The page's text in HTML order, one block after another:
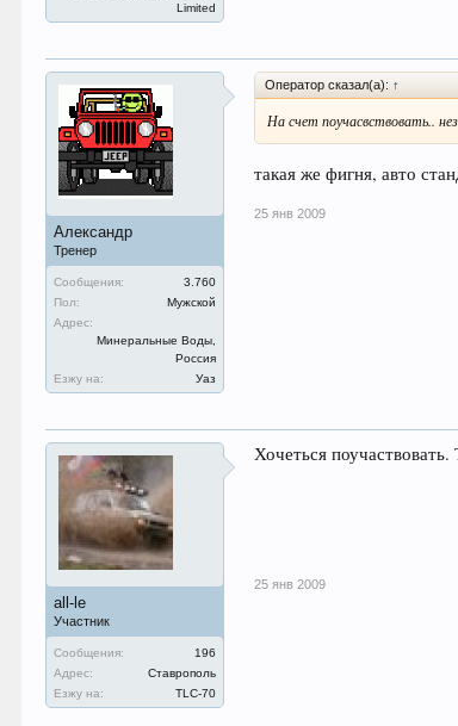
Limited
Александр
Тренер
Сообщения:
3.760
Пол:
Мужской
Адрес:
Минеральные Воды,
Россия
Езжу на:
Уаз
Оператор сказал(а): ↑
На счет поучасвствовать..
такая же фигня, авто
25 янв 2009
all-le
Участник
Сообщения:
196
Адрес:
Ставрополь
Езжу на:
TLC-70
Хочеться
25 янв 2009